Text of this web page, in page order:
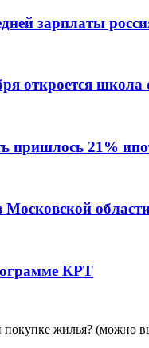
зарплаты
откроется школа
пришлось 21%
КРТ
жилья? (можно